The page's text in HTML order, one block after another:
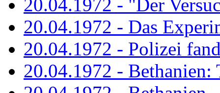
20.04.1972 - "Der
20.04.1972 - Das
20.04.1972 - Polizei
20.04.1972 - Bethanien: